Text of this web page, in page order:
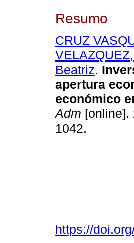
Resumo
CRUZ
Beatriz.
apertura
económico
Adm [online].
1042.
https://